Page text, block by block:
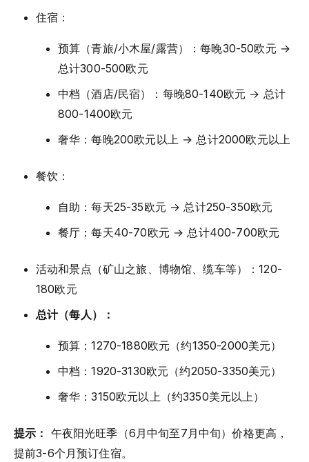
住宿：
预算（青旅/小木屋/露营）：每晚30-50欧元 →
总计300-500欧元
中档（酒店/民宿）：每晚80-140欧元 → 总计
800-1400欧元
奢华：每晚200欧元以上 → 总计2000欧元以上
餐饮：
自助：每天25-35欧元 → 总计250-350欧元
餐厅：每天40-70欧元 → 总计400-700欧元
活动和景点（矿山之旅、博物馆、缆车等）：120-
180欧元
总计（每人）：
预算：1270-1880欧元（约1350-2000美元）
中档：1920-3130欧元（约2050-3350美元）
奢华：3150欧元以上（约3350美元以上）
提示： 午夜阳光旺季（6月中旬至7月中旬）价格更高，
提前3-6个月预订住宿。